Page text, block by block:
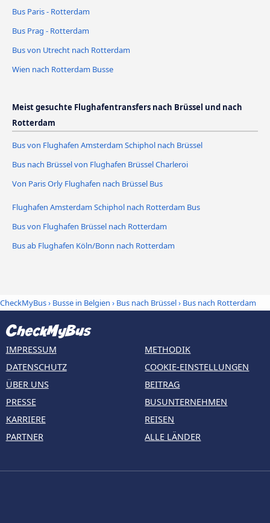
Bus Paris - Rotterdam
Bus Prag - Rotterdam
Bus von Utrecht nach Rotterdam
Wien nach Rotterdam Busse
Meist gesuchte Flughafentransfers nach Brüssel und nach
Rotterdam
Bus von Flughafen Amsterdam Schiphol nach Brüssel
Bus nach Brüssel von Flughafen Brüssel Charleroi
Von Paris Orly Flughafen nach Brüssel Bus
Flughafen Amsterdam Schiphol nach Rotterdam Bus
Bus von Flughafen Brüssel nach Rotterdam
Bus ab Flughafen Köln/Bonn nach Rotterdam
CheckMyBus› Busse in Belgien › Bus nach Brüssel› Bus nach Rotterdam
IMPRESSUM
DATENSCHUTZ
ÜBER UNS
PRESSE
KARRIERE
PARTNER
METHODIK
COOKIE-EINSTELLUNGEN
BEITRAG
BUSUNTERNEHMEN
REISEN
ALLE LÄNDER